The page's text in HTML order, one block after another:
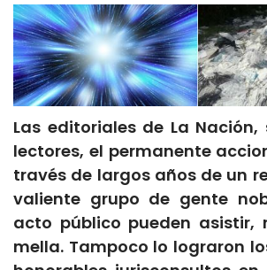
Las editoriales de La
lectores, el permanente
través de largos años de un
valiente grupo de gente
acto público pueden asistir,
mella. Tampoco lo lograron